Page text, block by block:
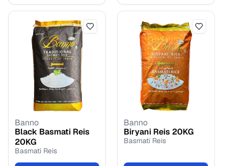
Banno
Black Basmati Reis
20KG
Basmati Reis
Banno
Biryani Reis 20KG
Basmati Reis